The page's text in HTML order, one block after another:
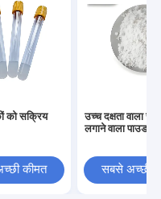
को सक्रिय
कीमत
उच्च दक्षता वाला
लगाने वाला पाउडर
सबसे अच्छी